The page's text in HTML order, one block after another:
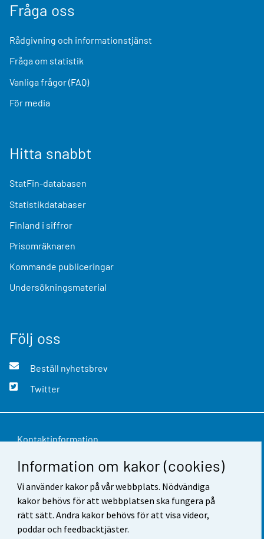
Information om kakor (cookies)
Vi använder kakor på vår webbplats. Nödvändiga
kakor behövs för att webbplatsen ska fungera på
rätt sätt. Andra kakor behövs för att visa videor,
poddar och feedbacktjäster.
Fråga oss
Rådgivning och informationstjänst
Fråga om statistik
Vanliga frågor (FAQ)
För media
Hitta snabbt
StatFin-databasen
Statistikdatabaser
Finland i siffror
Prisomräknaren
Kommande publiceringar
Undersökningsmaterial
Följ oss
Beställ nyhetsbrev
Twitter
Kontaktinformation
Respons
Användarvillkor
Dataskydd
Tillgänglighet